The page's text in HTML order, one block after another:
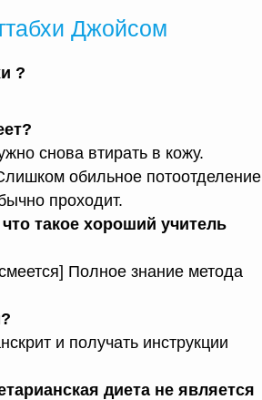
Джойсом
?
снова втирать в кожу.
обильное потоотделение
проходит.
такое хороший учитель
Полное знание метода
и получать инструкции
диета не является